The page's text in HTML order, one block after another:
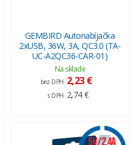
GEMBIRD Autonabíjačka
2xUSB, 36W, 3A, QC3.0 (TA-
UC-A2QC36-CAR-01)
Na sklade
bez DPH 2,23 €
s DPH 2,74 €